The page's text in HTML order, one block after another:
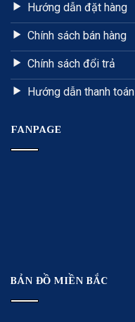
Hướng dẫn đặt hàng
Chính sách bán hàng
Chính sách đổi trả
Hướng dẫn thanh toán
FANPAGE
BẢN ĐỒ MIỀN BẮC